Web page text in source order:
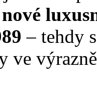
nové
– tehdy
ve